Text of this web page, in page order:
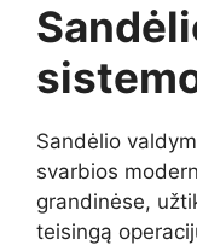
Sandėlio
svarbios
grandinėse,
teisingą